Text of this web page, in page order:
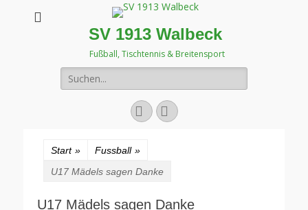
SV 1913 Walbeck
Fußball, Tischtennis & Breitensport
Suchen
nach:
FacebookInstagram
Start » Fussball »
U17 Mädels sagen Danke
U17 Mädels sagen Danke